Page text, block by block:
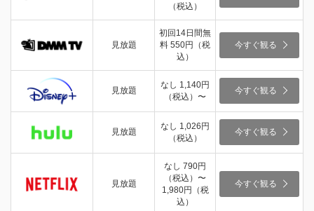
（税込）
見放題
初回14日間無
料 550円（税
込）
今すぐ観る
見放題
なし 1,140円
（税込）〜
今すぐ観る
見放題
なし 1,026円
（税込）
今すぐ観る
見放題
なし 790円
（税込）〜
1,980円（税
込）
今すぐ観る